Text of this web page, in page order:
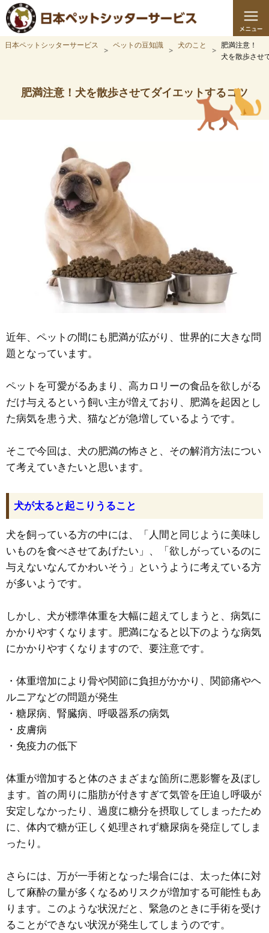
日本ペットシッターサービス ペットの豆知識 犬のこと
肥満注意！
犬を散歩させ
肥満注意！犬を散歩させてダイエットするコツ
近年、ペットの間にも肥満が広がり、世界的に大きな問
題となっています。
ペットを可愛がるあまり、高カロリーの食品を欲しがる
だけ与えるという飼い主が増えており、肥満を起因とし
た病気を患う犬、猫などが急増しているようです。
そこで今回は、犬の肥満の怖さと、その解消方法につい
て考えていきたいと思います。
犬が太ると起こりうること
犬を飼っている方の中には、「人間と同じように美味し
いものを食べさせてあげたい」、「欲しがっているのに
与えないなんてかわいそう」というように考えている方
が多いようです。
しかし、犬が標準体重を大幅に超えてしまうと、病気に
かかりやすくなります。肥満になると以下のような病気
にかかりやすくなりますので、要注意です。
・体重増加により骨や関節に負担がかかり、関節痛やヘ
ルニアなどの問題が発生
・糖尿病、腎臓病、呼吸器系の病気
・皮膚病
・免疫力の低下
体重が増加すると体のさまざまな箇所に悪影響を及ぼし
ます。首の周りに脂肪が付きすぎて気管を圧迫し呼吸が
安定しなかったり、過度に糖分を摂取してしまったため
に、体内で糖が正しく処理されず糖尿病を発症してしま
ったり。
さらには、万が一手術となった場合には、太った体に対
して麻酔の量が多くなるめリスクが増加する可能性もあ
ります。このような状況だと、緊急のときに手術を受け
ることができない状況が発生してしまうのです。